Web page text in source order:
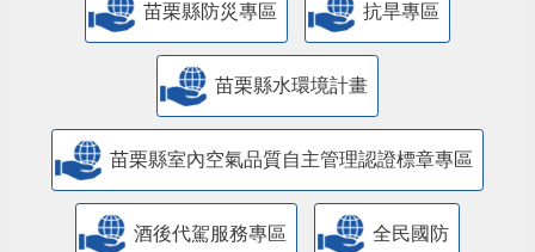
苗栗縣防災專區 抗旱專區
苗栗縣水環境計畫
苗栗縣室內空氣品質自主管理認證標章專區
酒後代駕服務專區 全民國防